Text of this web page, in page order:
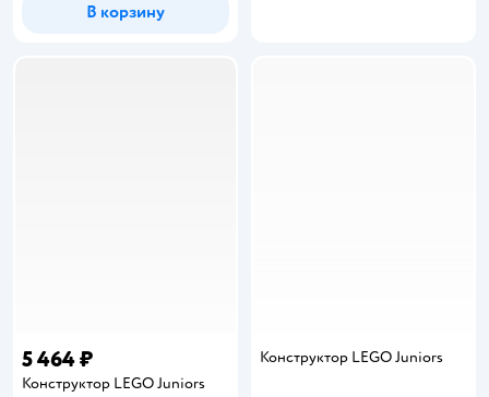
В корзину
5 464 ₽
Конструктор LEGO Juniors
Конструктор LEGO Juniors